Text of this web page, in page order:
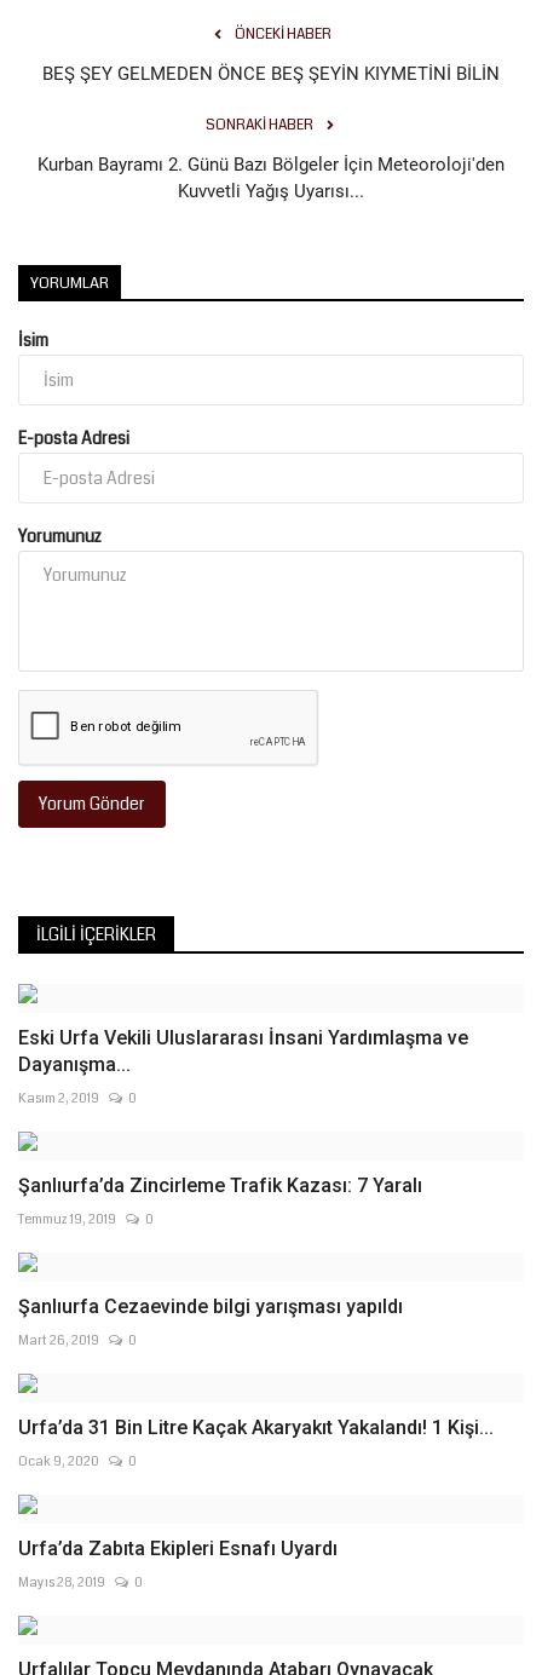
ÖNCEKI HABER
BEŞ ŞEY GELMEDEN ÖNCE BEŞ ŞEYİN KIYMETİNİ BİLİN
SONRAKI HABER
Kurban Bayramı 2. Günü Bazı Bölgeler İçin Meteoroloji'den
Kuvvetli Yağış Uyarısı...
YORUMLAR
İsim
E-posta Adresi
Yorumunuz
Yorum Gönder
İLGILI İÇERIKLER
Eski Urfa Vekili Uluslararası İnsani Yardımlaşma ve
Dayanışma...
Kasım 2, 2019 0
Şanlıurfa’da Zincirleme Trafik Kazası: 7 Yaralı
Temmuz 19, 2019 0
Şanlıurfa Cezaevinde bilgi yarışması yapıldı
Mart 26, 2019 0
Urfa’da 31 Bin Litre Kaçak Akaryakıt Yakalandı! 1 Kişi...
Ocak 9, 2020 0
Urfa’da Zabıta Ekipleri Esnafı Uyardı
Mayıs 28, 2019 0
Urfalılar Topçu Meydanında Atabarı Oynayacak